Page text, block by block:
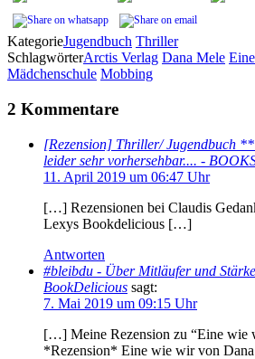
KategorieJugendbuch Thriller
SchlagwörterArctis Verlag Dana Mele
Mädchenschule Mobbing
2 Kommentare
[Rezension] Thriller/ Jugendbuch
leider sehr vorhersehbar.... -
11. April 2019 um 06:47 Uhr
[…] Rezensionen bei Claudis
Lexys Bookdelicious […]
Antworten
#bleibdu - Über Mitläufer und
BookDelicious sagt:
7. Mai 2019 um 09:15 Uhr
[…] Meine Rezension zu “Eine wie
*Rezension* Eine wie wir von